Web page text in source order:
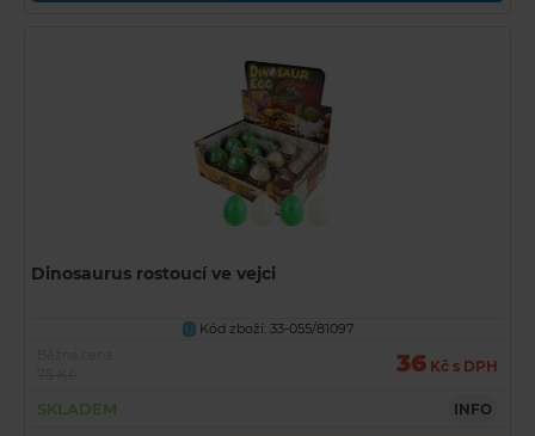
Dinosaurus rostoucí ve vejci
U Kód zboží: 33-055/81097
36 Kč s DPH
SKLADEM INFO